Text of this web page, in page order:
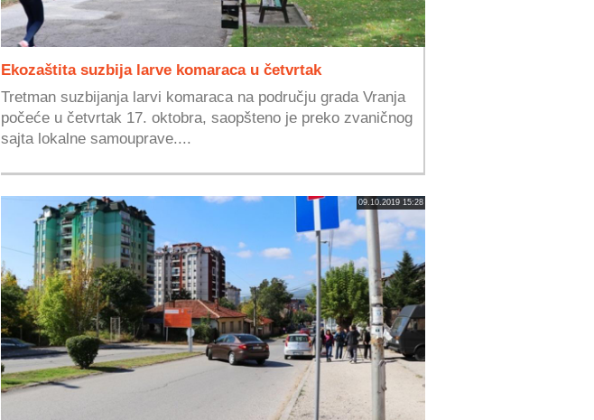
Ekozaštita suzbija larve komaraca u četvrtak
Tretman suzbijanja larvi komaraca na području grada Vranja
počeće u četvrtak 17. oktobra, saopšteno je preko zvaničnog
sajta lokalne samouprave....
09.10.2019 15:28